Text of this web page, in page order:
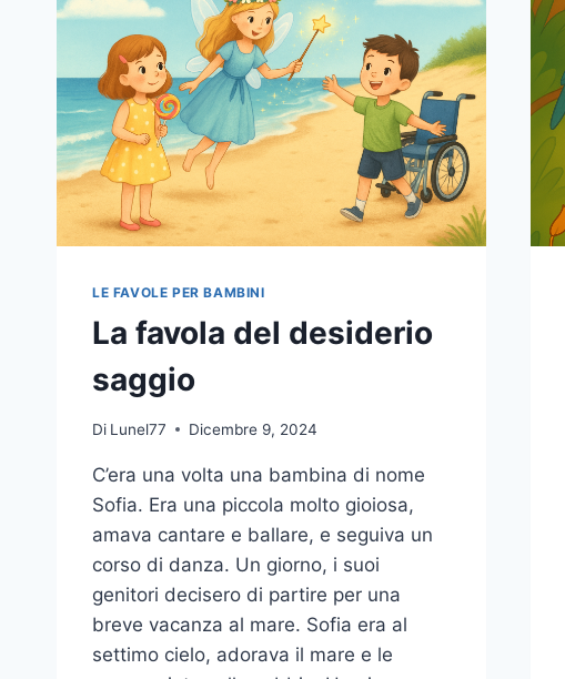
LE FAVOLE PER BAMBINI
La favola del desiderio
saggio
Di Lunel77 Dicembre 9, 2024
C’era una volta una bambina di nome
Sofia. Era una piccola molto gioiosa,
amava cantare e ballare, e seguiva un
corso di danza. Un giorno, i suoi
genitori decisero di partire per una
breve vacanza al mare. Sofia era al
settimo cielo, adorava il mare e le